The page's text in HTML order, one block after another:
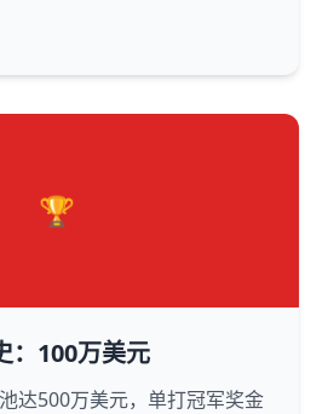
🏆
：100万美元
达500万美元，单打冠军奖金